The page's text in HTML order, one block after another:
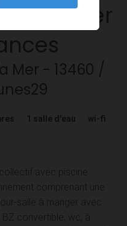
à louer
Mer - 13460 /
1 salle d'eau wi-fi
avec piscine
comprenant une
salle à manger avec
convertible, wc, à